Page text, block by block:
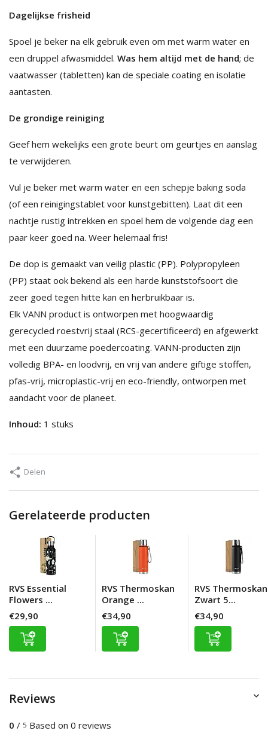
Dagelijkse frisheid
Spoel je beker na elk gebruik even om met warm water en
een druppel afwasmiddel. Was hem altijd met de hand; de
vaatwasser (tabletten) kan de speciale coating en isolatie
aantasten.
De grondige reiniging
Geef hem wekelijks een grote beurt om geurtjes en aanslag
te verwijderen.
Vul je beker met warm water en een schepje baking soda
(of een reinigingstablet voor kunstgebitten). Laat dit een
nachtje rustig intrekken en spoel hem de volgende dag een
paar keer goed na. Weer helemaal fris!
De dop is gemaakt van veilig plastic (PP). Polypropyleen
(PP) staat ook bekend als een harde kunststofsoort die
zeer goed tegen hitte kan en herbruikbaar is.
Elk VANN product is ontworpen met hoogwaardig
gerecycled roestvrij staal (RCS-gecertificeerd) en afgewerkt
met een duurzame poedercoating. VANN-producten zijn
volledig BPA- en loodvrij, en vrij van andere giftige stoffen,
pfas-vrij, microplastic-vrij en eco-friendly, ontworpen met
aandacht voor de planeet.
Inhoud: 1 stuks
Delen
Gerelateerde producten
RVS Essential
Flowers ...
€29,90
RVS Thermoskan
Orange ...
€34,90
RVS Thermoskan
Zwart 5...
€34,90
Reviews
0 / 5 Based on 0 reviews